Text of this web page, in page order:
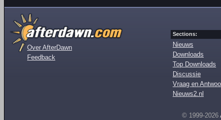
Over AfterDawn
Feedback
Sections:
Nieuws
Downloads
Top Downloads
Discussie
Vraag en
Nieuws2.nl
© 1999-2026